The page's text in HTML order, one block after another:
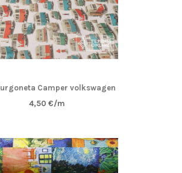
Camper volkswagen
4,50 €/m